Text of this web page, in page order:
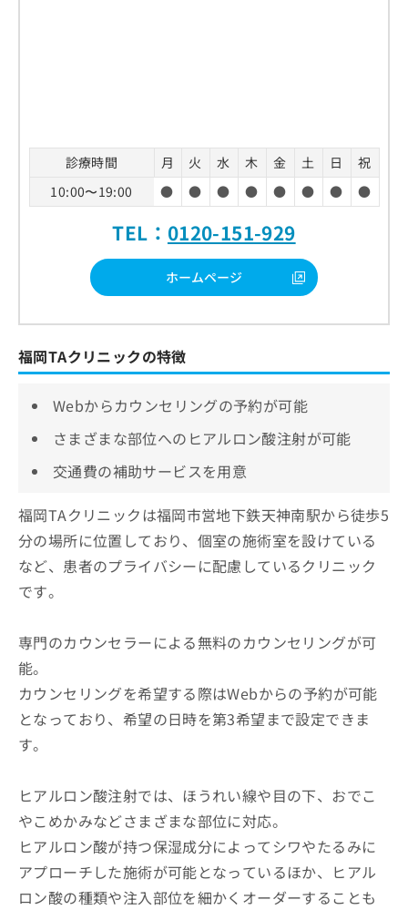
診療時間 月 火 水 木 金 土 日
祝
10:00〜19:00
● ● ● ● ● ● ● ●
TEL： 0120-151-929
ホームページ
福岡TAクリニックの特徴
Webからカウンセリングの予約が可能
さまざまな部位へのヒアルロン酸注射が可能
交通費の補助サービスを用意
福岡TAクリニックは福岡市営地下鉄天神南駅から徒歩5
分の場所に位置しており、個室の施術室を設けている
など、患者のプライバシーに配慮しているクリニック
です。
専門のカウンセラーによる無料のカウンセリングが可
能。
カウンセリングを希望する際はWebからの予約が可能
となっており、希望の日時を第3希望まで設定できま
す。
ヒアルロン酸注射では、ほうれい線や目の下、おでこ
やこめかみなどさまざまな部位に対応。
ヒアルロン酸が持つ保湿成分によってシワやたるみに
アプローチした施術が可能となっているほか、ヒアル
ロン酸の種類や注入部位を細かくオーダーすることも